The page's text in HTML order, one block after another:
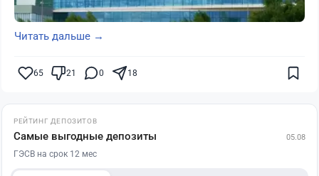
Читать дальше →
65 21 0 18
РЕЙТИНГ ДЕПОЗИТОВ
Самые выгодные депозиты 05.08
ГЭСВ на срок 12 мес